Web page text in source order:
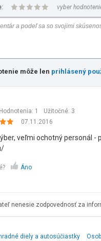
vyber
môže len prihlásený
Hodnotenia: 1 Užitočné: 3
07.11.2016
veľmi ochotný personál -
Áno
nenesie zodpovednosť za
diely a autosúčiastky